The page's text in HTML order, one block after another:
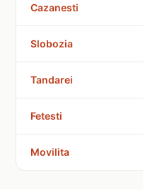
Cazanesti
Slobozia
Tandarei
Fetesti
Movilita